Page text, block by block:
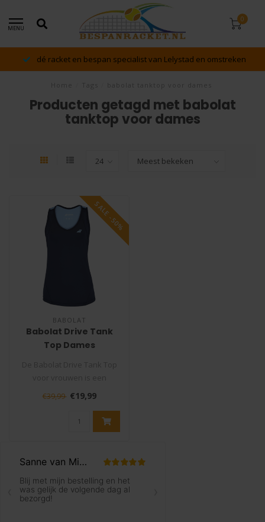
MENU
0
dé racket en bespan specialist van Lelystad en omstreken
Producten getagd met babolat
tanktop voor dames
SALE -50%
BABOLAT
Babolat Drive Tank
Top Dames
perfecte combinatie van stijl
€39,99 €19,99